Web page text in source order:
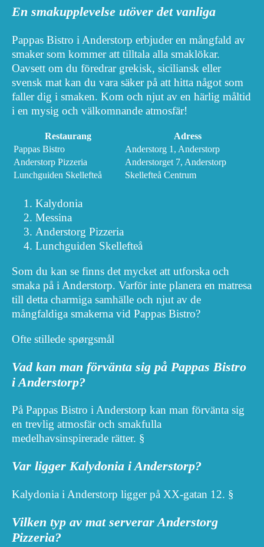
En smakupplevelse utöver det vanliga
Pappas Bistro i Anderstorp erbjuder en mångfald av
smaker som kommer att tilltala alla smaklökar.
Oavsett om du föredrar grekisk, siciliansk eller
svensk mat kan du vara säker på att hitta något som
faller dig i smaken. Kom och njut av en härlig måltid
i en mysig och välkomnande atmosfär!
Restaurang
Adress
Pappas Bistro
Anderstorg 1, Anderstorp
Anderstorp Pizzeria
Anderstorget 7, Anderstorp
Lunchguiden Skellefteå
Skellefteå Centrum
Kalydonia
Messina
Anderstorg Pizzeria
Lunchguiden Skellefteå
Som du kan se finns det mycket att utforska och
smaka på i Anderstorp. Varför inte planera en matresa
till detta charmiga samhälle och njut av de
mångfaldiga smakerna vid Pappas Bistro?
Ofte stillede spørgsmål
Vad kan man förvänta sig på Pappas Bistro
i Anderstorp?
På Pappas Bistro i Anderstorp kan man förvänta sig
en trevlig atmosfär och smakfulla
medelhavsinspirerade rätter. §
Var ligger Kalydonia i Anderstorp?
Kalydonia i Anderstorp ligger på XX-gatan 12. §
Vilken typ av mat serverar Anderstorg
Pizzeria?